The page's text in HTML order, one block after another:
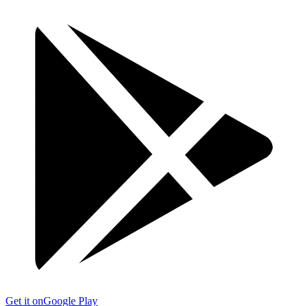
Get it onGoogle Play